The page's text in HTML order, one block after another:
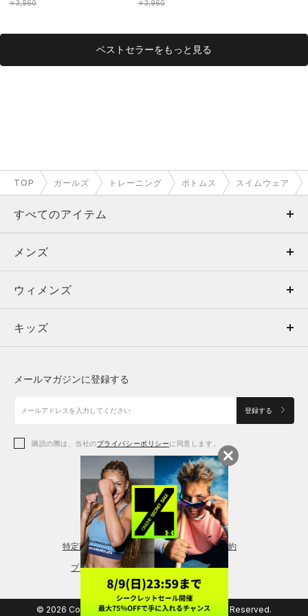
￥3,960 ￥3,960
ベストセラーをもっと見る
TOP ガールズ トレーニング ボトムス スイムウェア
すべてのアイテム
メンズ
ウィメンズ
キッズ
アクセサリー
メンズ
トップス
ボトムス
アクセサリー
ウィメンズ
トップス
シューズ
アクセサリー
レギンス＆タイツ
キッズ
シューズ
メールマガジンに登録する
登録する
購読の際は、当社のプライバシーポリシーに同意します。
特定商取引法に基づく通販の表記 会員規約
プライバシーポリシー
© 2026 Copyright DOME Corporation. All Rights Reserved.